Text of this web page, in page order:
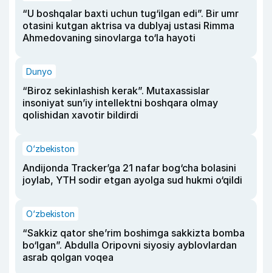
“U boshqalar baxti uchun tug‘ilgan edi”. Bir umr
otasini kutgan aktrisa va dublyaj ustasi Rimma
Ahmedovaning sinovlarga to‘la hayoti
Dunyo
“Biroz sekinlashish kerak”. Mutaxassislar
insoniyat sun’iy intellektni boshqara olmay
qolishidan xavotir bildirdi
O‘zbekiston
Andijonda Tracker’ga 21 nafar bog‘cha bolasini
joylab, YTH sodir etgan ayolga sud hukmi o‘qildi
O‘zbekiston
“Sakkiz qator she’rim boshimga sakkizta bomba
bo‘lgan”. Abdulla Oripovni siyosiy ayblovlardan
asrab qolgan voqea